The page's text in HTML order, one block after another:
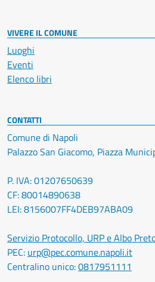
VIVERE IL COMUNE
Luoghi
Eventi
Elenco libri
CONTATTI
Comune di Napoli
Palazzo San Giacomo, Piazza
P. IVA: 01207650639
CF: 80014890638
LEI: 8156007FF4DEB97ABA09
Servizio Protocollo, URP e Albo
PEC: urp@pec.comune.napoli.it
Centralino unico:0817951111